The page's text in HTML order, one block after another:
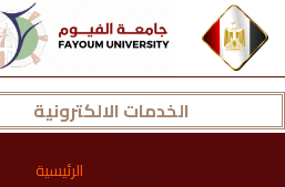
الخدمات الالكترونية
الرئيسية